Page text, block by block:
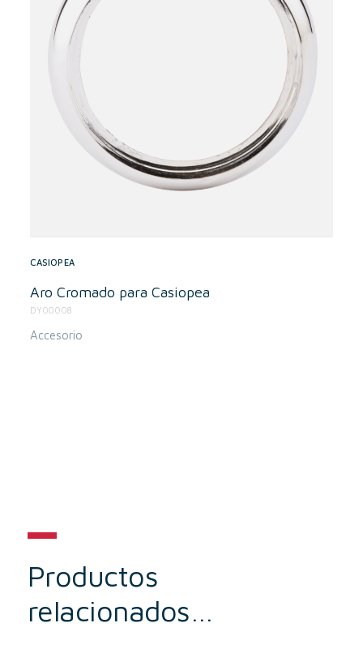
CASIOPEA
Aro Cromado para Casiopea
DY00008
Accesorio
Productos
relacionados…